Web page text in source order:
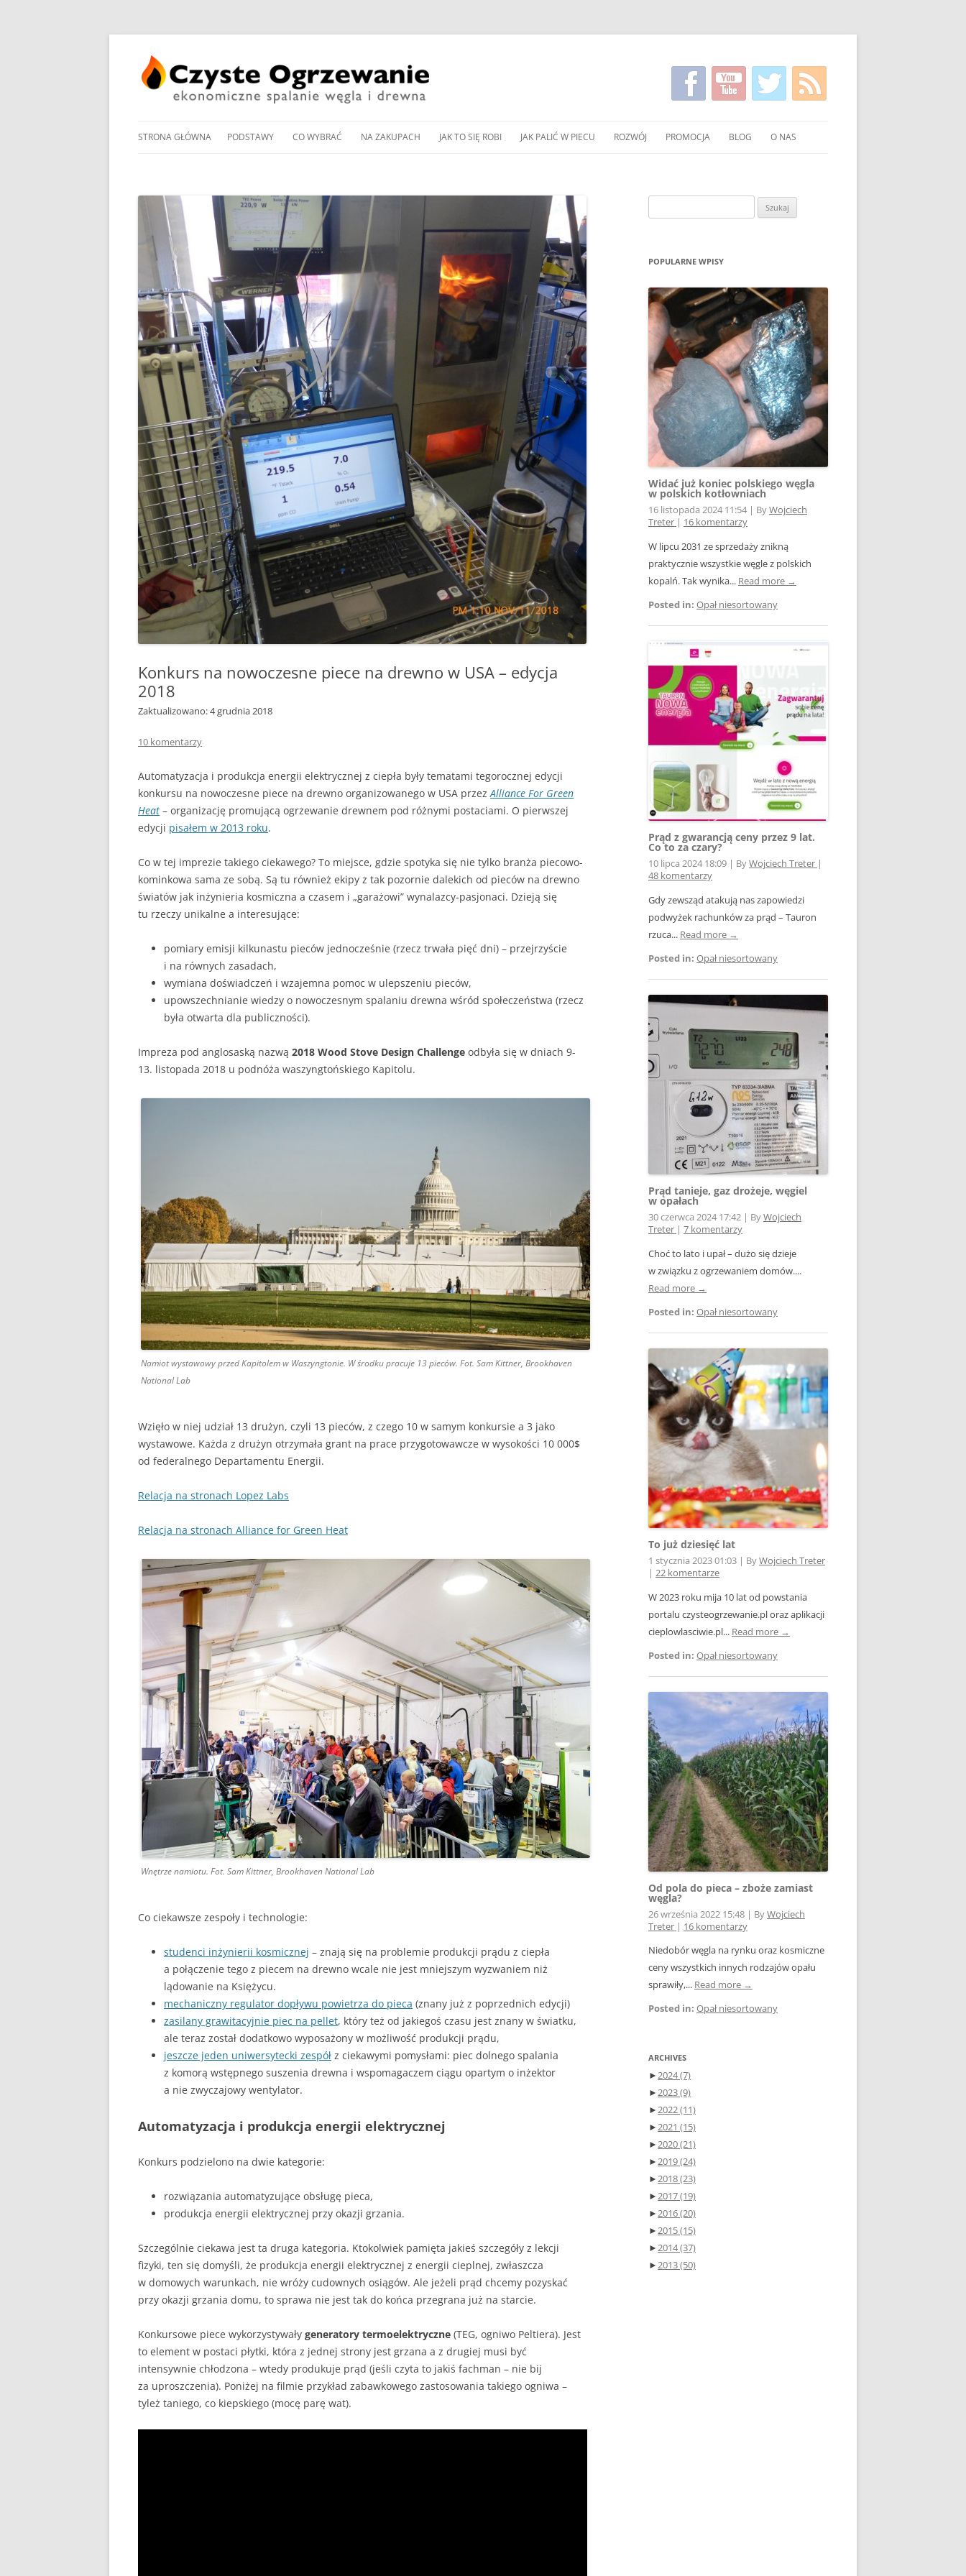
do
STRONA GŁÓWNA PODSTAWY
NORMY EMISJI I SPRAWNOŚCI DLA
DOMOWYCH KOTŁÓW
NA DREWNO / WĘGIEL / PELLET
RODZAJE KOTŁÓW WĘGLOWYCH
MANDAT ZA PALENIE W PIECU –
KIEDY, ZA CO, ILE TO KOSZTUJE
ZAKAZ PALENIA W PIECACH –
GDZIE JEST, GDZIE BĘDZIE, JAK
ŻYĆ?
JAK PALIĆ DREWNEM
JAK PALIĆ KOKSEM
DYM I SADZA A JAKOŚĆ SPALANIA
PODSTAWOWE PARAMETRY
WĘGLA KAMIENNEGO
CAŁA POLSKA CZYTA
ZE ZROZUMIENIEM RACHUNEK
ZA GAZ
BRYKIET SŁOMIANY
DLACZEGO PIEC KOPCI
ZRĘBKA DRZEWNA
GDY BIEDA NIE POZWALA SIĘ
CO WYBRAĆ
KOTŁY PODAJNIKOWE NA WĘGIEL
KOTŁY AUTOMATYCZNE
NA PELLET
PROMIENNIKI PODCZERWIENI
W OGRZEWANIU MIESZKAŃ
POMPA CIEPŁA POWIETRZNA
CZY GRUNTOWA?
KOMINEK, PIEC – (NIE TYLKO)
REZERWOWE OGRZEWANIE
NOWOCZESNEGO DOMU
POMPA CIEPŁA CZY OGRZEWANIE
GAZOWE
FOTOWOLTAIKA DO OGRZEWANIA
NA ZAKUPACH
ZAKUP KOTŁA NA DREWNO /
WĘGIEL W 2024 ROKU
PRZEGLĄD NOWOCZESNYCH
KOTŁÓW ZASYPOWYCH
NA WĘGIEL I DREWNO
INSTALACJA GRAWITACYJNA –
CZY WARTO WYMIENIAĆ STARE
GRUBE RURY?
JAK CZYTAĆ REKLAMY KOTŁÓW
TANIA, DROGA, POLSKA,
UŻYWANA, PRZERABIANA –
POMPA CIEPŁA W PIĘCIU
SMAKACH
JAK TO SIĘ ROBI
DOBÓR MOCY POMPY CIEPŁA
DO OGRZEWANIA
BUFOR CIEPŁA – CENTRALA
ENERGETYCZNA DOMU
CZYSZCZENIE KOMINA
FOTOWOLTAIKA – JAK
URUCHOMIĆ WŁASNĄ INSTALACJĘ
PROBLEMY WE WSPÓŁPRACY
FOTOWOLTAIKI Z SIECIĄ
PRĄD STAŁY W FOTOWOLTAICE –
SZCZEGÓŁ W KTÓRYM TKWI
NOWE ZASADY ROZLICZENIA
FOTOWOLTAIKI – JAK ŻYĆ?
RENOWACJA STAREGO KOMINA
EKONOMICZNE OGRZEWANIE
GAZEM
JAK NAPRAWIĆ WENTYLACJĘ W
DOMU
BUFOR DO POMPY CIEPŁA – KIEDY
POTRZEBNY, JAKA POJEMNOŚĆ?
INSTALACJA GRZEWCZA – JAK
TO SIĘ ROBI
MODERNIZACJA KOTŁA
ZASYPOWEGO
JAK PALIĆ W PIECU
JAK WYREGULOWAĆ KOCIOŁ
PODAJNIKOWY NA WĘGIEL
EKOGROSZEK
JAK PALIĆ W PIECU KAFLOWYM
JAK PALIĆ W KOMINKU
ROZPALANIE OD GÓRY –
INSTRUKCJA KROK PO KROKU
PALENIE KROCZĄCE
ROZPALANIE OD GÓRY – PYTANIA
I ODPOWIEDZI
W POGONI ZA CIEPŁEM
CO UCIEKA KOMINEM
WYBUCHY W KOTLE
JAK POZBYĆ SIĘ SMOŁY I SADZY
POŻAR KOMINA – UNIKAJ GO JAK
OGNIA. PRZYCZYNA
I ZAPOBIEGANIE
KOROZJA NISKOTEMPERATUROWA
– JAK HISZPAŃSKA INKWIZYCJA
JAK PALIĆ W KOTLE DOLNEGO
ROZWÓJ
SPALANIE WĘGLA I DREWNA
PROMOCJA
POKAZY EKONOMICZNEGO
ULOTKI I PLAKATY
O PALENIU BEZ DYMU W MEDIACH
BLOG O NAS
Konkurs na nowoczesne piece na drewno w USA – edycja
2018
Zaktualizowano: 4 grudnia 2018
10 komentarzy
Automatyzacja i produkcja energii elektrycznej z ciepła były tematami tegorocznej edycji
konkursu na nowoczesne piece na drewno organizowanego w USA przezAlliance For Green
Heat – organizację promującą ogrzewanie drewnem pod różnymi postaciami. O pierwszej
edycji pisałem w 2013 roku.
Co w tej imprezie takiego ciekawego? To miejsce, gdzie spotyka się nie tylko branża piecowo-
kominkowa sama ze sobą. Są tu również ekipy z tak pozornie dalekich od pieców na drewno
światów jak inżynieria kosmiczna a czasem i „garażowi” wynalazcy-pasjonaci. Dzieją się
tu rzeczy unikalne a interesujące:
pomiary emisji kilkunastu pieców jednocześnie (rzecz trwała pięć dni) – przejrzyście
i na równych zasadach,
wymiana doświadczeń i wzajemna pomoc w ulepszeniu pieców,
upowszechnianie wiedzy o nowoczesnym spalaniu drewna wśród społeczeństwa (rzecz
była otwarta dla publiczności).
Impreza pod anglosaską nazwą 2018 Wood Stove Design Challenge odbyła się w dniach 9-
13. listopada 2018 u podnóża waszyngtońskiego Kapitolu.
Namiot wystawowy przed Kapitolem w Waszyngtonie. W środku pracuje 13 pieców. Fot. Sam Kittner, Brookhaven
National Lab
Wzięło w niej udział 13 drużyn, czyli 13 pieców, z czego 10 w samym konkursie a 3 jako
wystawowe. Każda z drużyn otrzymała grant na prace przygotowawcze w wysokości 10 000$
od federalnego Departamentu Energii.
Relacja na stronach Lopez Labs
Relacja na stronach Alliance for Green Heat
Wnętrze namiotu. Fot. Sam Kittner, Brookhaven National Lab
Co ciekawsze zespoły i technologie:
studenci inżynierii kosmicznej – znają się na problemie produkcji prądu z ciepła
a połączenie tego z piecem na drewno wcale nie jest mniejszym wyzwaniem niż
lądowanie na Księżycu.
mechaniczny regulator dopływu powietrza do pieca (znany już z poprzednich edycji)
zasilany grawitacyjnie piec na pellet, który też od jakiegoś czasu jest znany w światku,
ale teraz został dodatkowo wyposażony w możliwość produkcji prądu,
jeszcze jeden uniwersytecki zespół z ciekawymi pomysłami: piec dolnego spalania
z komorą wstępnego suszenia drewna i wspomagaczem ciągu opartym o inżektor
a nie zwyczajowy wentylator.
Automatyzacja i produkcja energii elektrycznej
Konkurs podzielono na dwie kategorie:
rozwiązania automatyzujące obsługę pieca,
produkcja energii elektrycznej przy okazji grzania.
Szczególnie ciekawa jest ta druga kategoria. Ktokolwiek pamięta jakieś szczegóły z lekcji
fizyki, ten się domyśli, że produkcja energii elektrycznej z energii cieplnej, zwłaszcza
w domowych warunkach, nie wróży cudownych osiągów. Ale jeżeli prąd chcemy pozyskać
przy okazji grzania domu, to sprawa nie jest tak do końca przegrana już na starcie.
Konkursowe piece wykorzystywały generatory termoelektryczne (TEG, ogniwo Peltiera). Jest
to element w postaci płytki, która z jednej strony jest grzana a z drugiej musi być
intensywnie chłodzona – wtedy produkuje prąd (jeśli czyta to jakiś fachman – nie bij
za uproszczenia). Poniżej na filmie przykład zabawkowego zastosowania takiego ogniwa –
tyleż taniego, co kiepskiego (mocę parę wat).
POPULARNE WPISY
Widać już koniec polskiego węgla
w polskich kotłowniach
16 listopada 2024 11:54 | ByWojciech
Treter | 16 komentarzy
W lipcu 2031 ze sprzedaży znikną
praktycznie wszystkie węgle z polskich
kopalń. Tak wynika... Read more →
Posted in: Opał niesortowany
Prąd z gwarancją ceny przez 9 lat.
Co to za czary?
10 lipca 2024 18:09 | ByWojciech Treter |
48 komentarzy
Gdy zewsząd atakują nas zapowiedzi
podwyżek rachunków za prąd – Tauron
rzuca... Read more →
Posted in: Opał niesortowany
Prąd tanieje, gaz drożeje, węgiel
w opałach
30 czerwca 2024 17:42 | ByWojciech
Treter | 7 komentarzy
Choć to lato i upał – dużo się dzieje
w związku z ogrzewaniem domów....
Read more →
Posted in: Opał niesortowany
To już dziesięć lat
1 stycznia 2023 01:03 | ByWojciech Treter
| 22 komentarze
W 2023 roku mija 10 lat od powstania
portalu czysteogrzewanie.pl oraz aplikacji
cieplowlasciwie.pl... Read more →
Posted in: Opał niesortowany
Od pola do pieca – zboże zamiast
węgla?
26 września 2022 15:48 | ByWojciech
Treter | 16 komentarzy
Niedobór węgla na rynku oraz kosmiczne
ceny wszystkich innych rodzajów opału
sprawiły,... Read more →
Posted in: Opał niesortowany
ARCHIVES
►2024(7)
►2023(9)
►2022(11)
►2021 (15)
►2020(21)
►2019(24)
►2018(23)
►2017(19)
►2016(20)
►2015(15)
►2014(37)
►2013(50)